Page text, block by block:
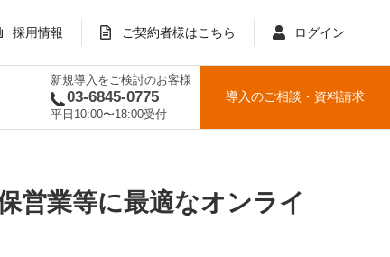
採用情報 ご契約者様はこちら ログイン
新規導入をご検討のお客様
03-6845-0775
平日10:00〜18:00受付
導入のご相談 ・ 資料請求
営業等に最適なオンライ